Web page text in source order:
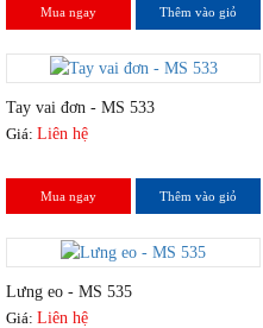
Mua ngay Thêm vào giỏ
Tay vai đơn - MS 533
Giá: Liên hệ
Mua ngay Thêm vào giỏ
Lưng eo - MS 535
Giá: Liên hệ